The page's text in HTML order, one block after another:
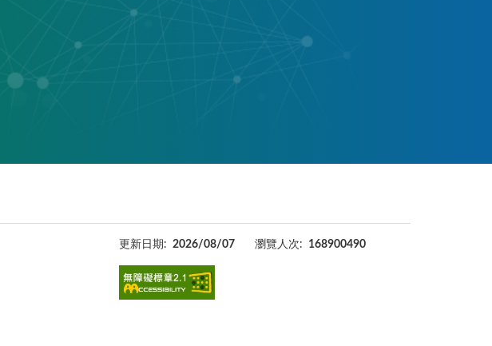
更新日期: 2026/08/07 瀏覽人次: 168900490